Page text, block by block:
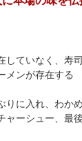
していなく、寿
メンが存在する
りに入れ、わか
ャーシュー、最